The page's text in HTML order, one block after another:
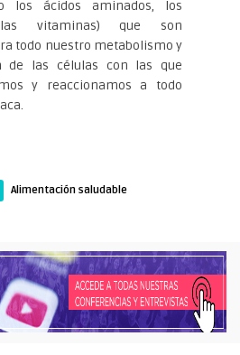
los ácidos aminados, los
vitaminas) que son
todo nuestro metabolismo y
de las células con las que
y reaccionamos a todo
Alimentación saludable